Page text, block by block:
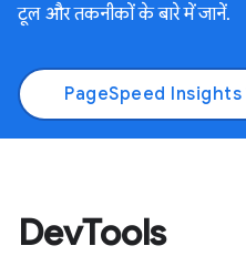
टूल और तकनीकों के बारे में जानें.
DevTools